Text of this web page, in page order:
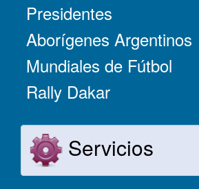
Presidentes
Aborígenes Argentinos
Mundiales de Fútbol
Rally Dakar
Servicios